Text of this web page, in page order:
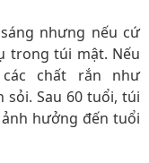
nhưng nếu cứ
trong túi mật. Nếu
chất rắn như
sỏi. Sau 60 tuổi, túi
hưởng đến tuổi